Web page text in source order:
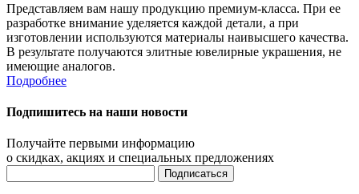
Представляем вам нашу продукцию премиум-класса. При ее
разработке внимание уделяется каждой детали, а при
изготовлении используются материалы наивысшего качества.
В результате получаются элитные ювелирные украшения, не
имеющие аналогов.
Подробнее
Подпишитесь на наши новости
Получайте первыми информацию
о скидках, акциях и специальных предложениях